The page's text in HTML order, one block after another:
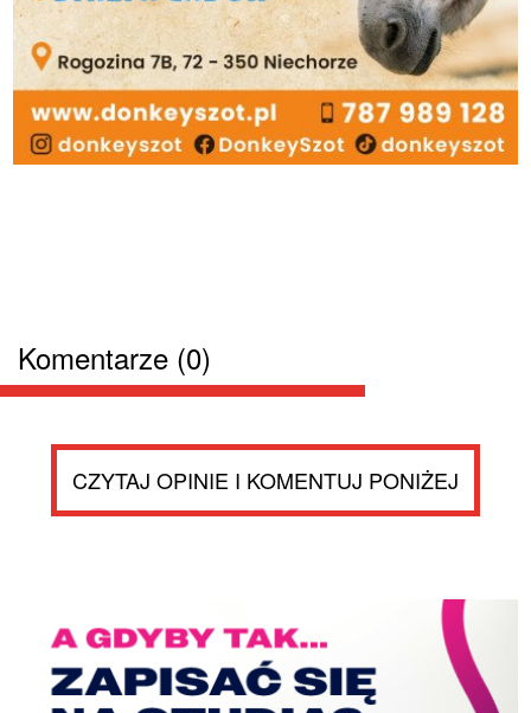
Komentarze (0)
CZYTAJ OPINIE I KOMENTUJ PONIŻEJ